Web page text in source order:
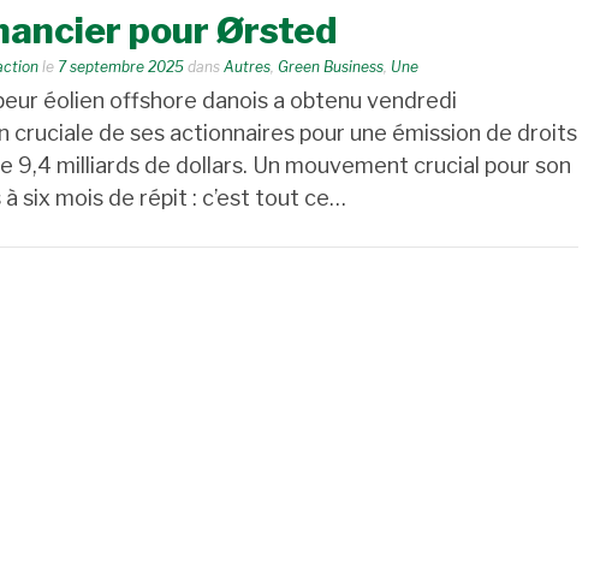
pour Ørsted
le 7 septembre 2025 dans Autres, Green Business, Une
éolien offshore danois a obtenu vendredi
cruciale de ses actionnaires pour une émission de droits
9,4 milliards de dollars. Un mouvement crucial pour son
à six mois de répit : c’est tout ce…